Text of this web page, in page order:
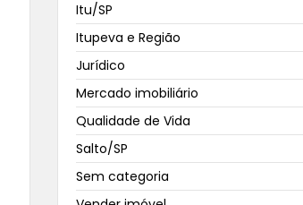
Itu/SP
Itupeva e Região
Jurídico
Mercado imobiliário
Qualidade de Vida
Salto/SP
Sem categoria